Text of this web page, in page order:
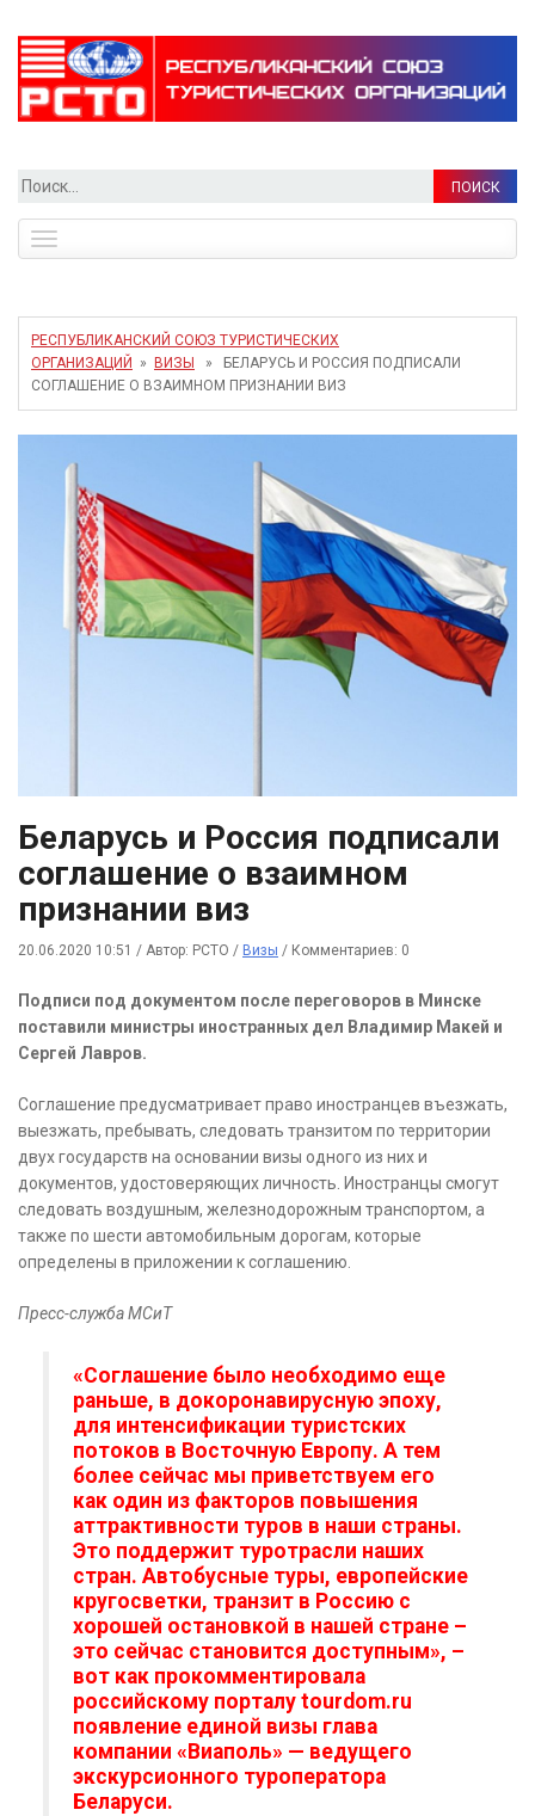
Найти:
navigation
РЕСПУБЛИКАНСКИЙ СОЮЗ ТУРИСТИЧЕСКИХ
ОРГАНИЗАЦИЙ
» ВИЗЫ
» БЕЛАРУСЬ И РОССИЯ ПОДПИСАЛИ
СОГЛАШЕНИЕ О ВЗАИМНОМ ПРИЗНАНИИ ВИЗ
Беларусь и Россия подписали
соглашение о взаимном
признании виз
20.06.2020 10:51 / Автор: РСТО / Визы / Комментариев: 0
Подписи под документом после переговоров в Минске
поставили министры иностранных дел Владимир Макей и
Сергей Лавров.
Соглашение предусматривает право иностранцев въезжать,
выезжать, пребывать, следовать транзитом по территории
двух государств на основании визы одного из них и
документов, удостоверяющих личность. Иностранцы смогут
следовать воздушным, железнодорожным транспортом, а
также по шести автомобильным дорогам, которые
определены в приложении к соглашению.
Пресс-служба МСиТ
«Соглашение было необходимо еще
раньше, в докоронавирусную эпоху,
для интенсификации туристских
потоков в Восточную Европу. А тем
более сейчас мы приветствуем его
как один из факторов повышения
аттрактивности туров в наши страны.
Это поддержит туротрасли наших
стран. Автобусные туры, европейские
кругосветки, транзит в Россию с
хорошей остановкой в нашей стране –
это сейчас становится доступным», –
вот как прокомментировала
российскому порталу tourdom.ru
появление единой визы глава
компании «Виаполь» — ведущего
экскурсионного туроператора
Беларуси.